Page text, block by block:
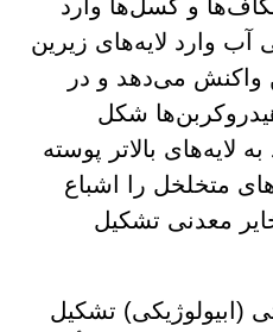
و گسل‌ها وارد
وارد لایه‌های زیرین
واکنش می‌دهد و در
شکل
لایه‌های بالاتر پوسته
متخلخل را اشباع
معدنی تشکیل
(ابیولوژیکی) تشکیل